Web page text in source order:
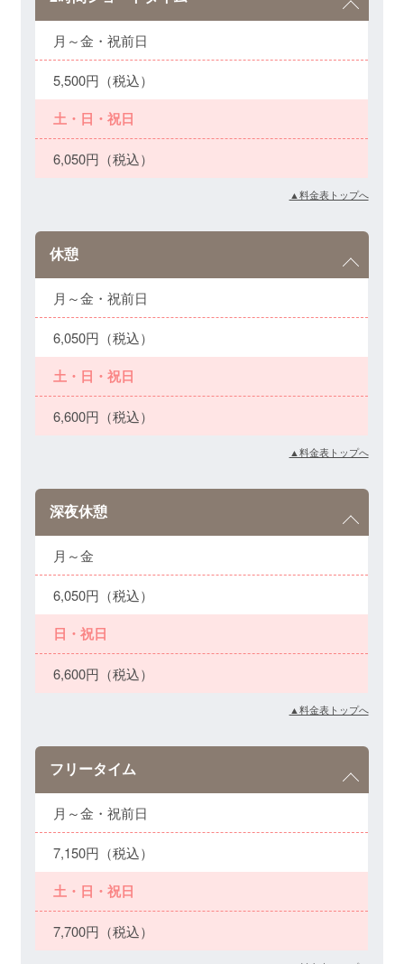
月～金・祝前日
5,500円（税込）
土・日・祝日
6,050円（税込）
▲料金表トップへ
休憩
月～金・祝前日
6,050円（税込）
土・日・祝日
6,600円（税込）
▲料金表トップへ
深夜休憩
月～金
6,050円（税込）
日・祝日
6,600円（税込）
▲料金表トップへ
フリータイム
月～金・祝前日
7,150円（税込）
土・日・祝日
7,700円（税込）